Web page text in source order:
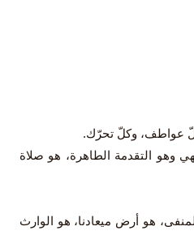
عواطف، وكلّ تحرّك.
وهو التقدمة الطاهرة، هو صلاة
هو أرض ميعادنا، هو الوارث